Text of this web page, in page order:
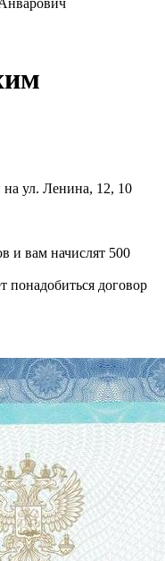
ул. Ленина, 12, 10
и вам начислят 500
понадобиться договор